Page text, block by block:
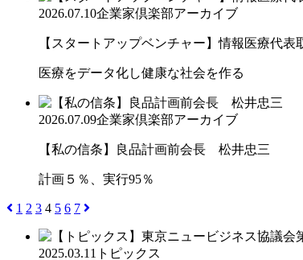
2026.07.10企業家倶楽部アーカイブ
【スタートアップベンチャー】情報医療代
医療をデータ化し健康な社会を作る
2026.07.09企業家倶楽部アーカイブ
【私の信条】良品計画前会長 松井忠三
計画５％、実行95％
1 2 3 4 5 6 7
2025.03.11 トピックス